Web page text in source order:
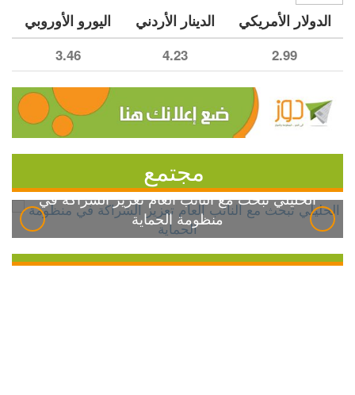
الدولار الأمريكي الدينار الأردني اليورو الأوروبي
2.99
4.23
3.46
مجتمع
الخليلي تبحث مع النائب العام تعزيز الشراكة في
منظومة الحماية